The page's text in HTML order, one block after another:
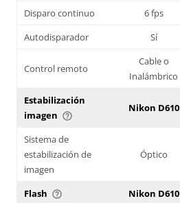
Disparo continuo 6 fps
Autodisparador
Sí
Control remoto
Cable o
Inalámbrico
Estabilización
imagen help_outline
Nikon D610
Sistema de
estabilización de
imagen
Óptico
Flash help_outline Nikon D610